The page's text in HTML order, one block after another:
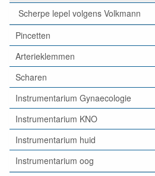
Scherpe lepel volgens Volkmann
Pincetten
Arterieklemmen
Scharen
Instrumentarium Gynaecologie
Instrumentarium KNO
Instrumentarium huid
Instrumentarium oog